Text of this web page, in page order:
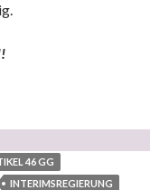
46 GG
INTERIMSREGIERUNG